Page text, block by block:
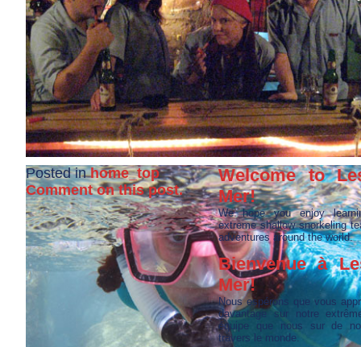
Welcome to
Mer!
We hope you enjoy
extreme shallow snorkeling
adventures around the world.
Bienvenue à
Mer!
Nous espérons que vous
davantage sur notre
équipe que nous sur de
travers le monde.
Posted inhome_top
Comment on this post.